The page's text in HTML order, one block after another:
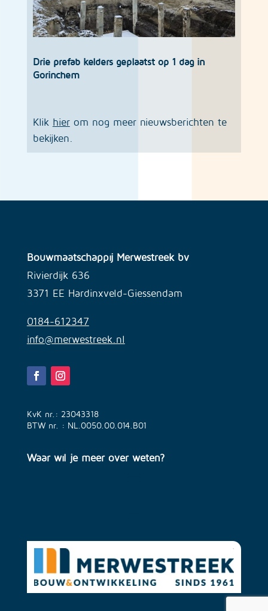
Drie prefab kelders geplaatst op 1 dag in
Gorinchem
Klik hierom nog meer nieuwsberichten te
bekijken.
Bouwmaatschappij Merwestreek bv
Rivierdijk 636
3371 EE Hardinxveld-Giessendam
0184-612347
info@merwestreek.nl
KvK nr.: 23043318
BTW nr. : NL.0050.00.014.B01
Waar wil je meer over weten?